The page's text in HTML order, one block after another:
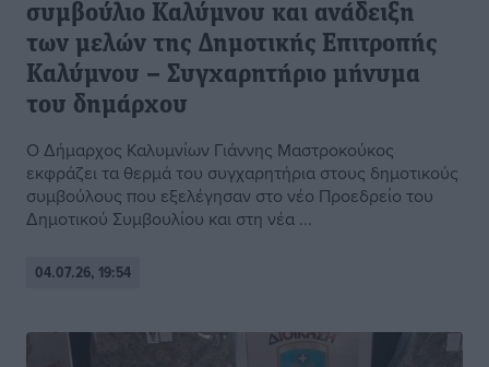
συμβούλιο Καλύμνου και ανάδειξη
των μελών της Δημοτικής Επιτροπής
Καλύμνου – Συγχαρητήριο μήνυμα
του δημάρχου
Ο Δήμαρχος Καλυμνίων Γιάννης Μαστροκούκος
εκφράζει τα θερμά του συγχαρητήρια στους δημοτικούς
συμβούλους που εξελέγησαν στο νέο Προεδρείο του
Δημοτικού Συμβουλίου και στη νέα ...
04.07.26, 19:54